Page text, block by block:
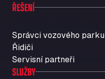
ŘEŠENÍ
Správci vozového parku
Řidiči
Servisní partneři
SLUŽBY